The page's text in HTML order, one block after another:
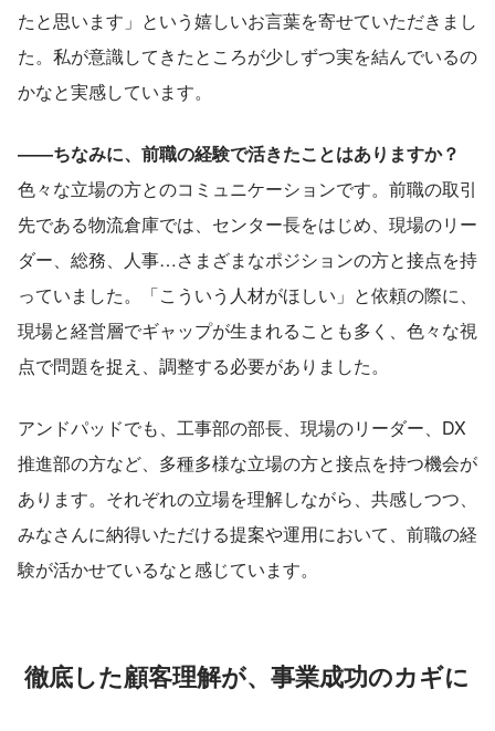
たと思います」という嬉しいお言葉を寄せていただきまし
た。私が意識してきたところが少しずつ実を結んでいるの
かなと実感しています。
――ちなみに、前職の経験で活きたことはありますか？
色々な立場の方とのコミュニケーションです。前職の取引
先である物流倉庫では、センター長をはじめ、現場のリー
ダー、総務、人事…さまざまなポジションの方と接点を持
っていました。「こういう人材がほしい」と依頼の際に、
現場と経営層でギャップが生まれることも多く、色々な視
点で問題を捉え、調整する必要がありました。
アンドパッドでも、工事部の部長、現場のリーダー、DX
推進部の方など、多種多様な立場の方と接点を持つ機会が
あります。それぞれの立場を理解しながら、共感しつつ、
みなさんに納得いただける提案や運用において、前職の経
験が活かせているなと感じています。
徹底した顧客理解が、事業成功のカギに